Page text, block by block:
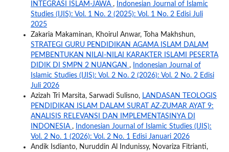
INTEGRASI ISLAM-JAWA ,
Indonesian Journal of Islamic
Studies (IJIS): Vol. 1 No. 2 (2025): Vol. 1 No. 2 Edisi Juli
2025
Zakaria Makaminan, Khoirul Anwar, Toha Makhshun,
STRATEGI GURU PENDIDIKAN AGAMA ISLAM DALAM
PEMBENTUKAN NILAI-NILAI KARAKTER ISLAMI PESERTA
DIDIK DI SMPN 2 NUANGAN ,
Indonesian Journal of
Islamic Studies (IJIS): Vol. 2 No. 2 (2026): Vol. 2 No. 2 Edisi
Juli 2026
Azizah Tri Marsita, Sarwadi Sulisno, LANDASAN TEOLOGIS
PENDIDIKAN ISLAM DALAM SURAT AZ-ZUMAR AYAT 9:
ANALISIS RELEVANSI DAN IMPLEMENTASINYA DI
INDONESIA ,
Indonesian Journal of Islamic Studies (IJIS):
Vol. 2 No. 1 (2026): Vol. 2 No. 1 Edisi Januari 2026
Andik Isdianto, Nuruddin Al Indunissy, Novariza Fitrianti,